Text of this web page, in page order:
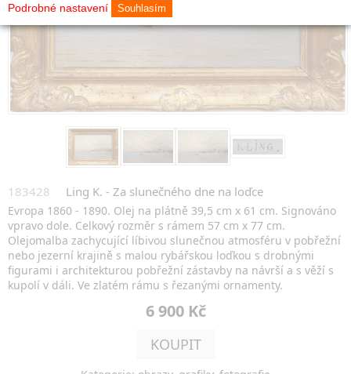
183428 Ling K. - Za slunečného dne na loďce
Evropa 1860 - 1890. Olej na plátně 39,5 cm x 61 cm. Signováno
vpravo dole. Celkový rozměr s rámem 57 cm x 77 cm.
Olejomalba zachycující líbivou slunečnou atmosféru v pobřežní
nebo jezerní krajině s malou rybářskou loďkou s drobnými
figurami i architekturou pobřežní zástavby na návrší a s věží s
kupolí v dáli. Ve zlatém rámu s řezanými ornamenty.
6 900 Kč
KOUPIT
Podrobné nastavení Souhlasím